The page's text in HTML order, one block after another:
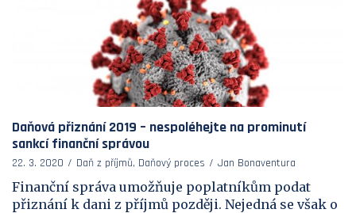
Daňová přiznání 2019 – nespoléhejte na prominutí
sankcí finanční správou
22. 3. 2020 Daň z příjmů, Daňový proces Jan Bonaventura
Finanční správa umožňuje poplatníkům podat
přiznání k dani z příjmů později. Nejedná se však o